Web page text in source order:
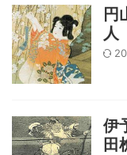
円
人
伊
田